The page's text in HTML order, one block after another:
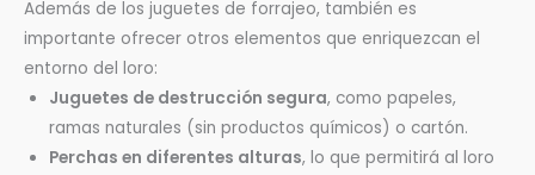
Además de los juguetes de forrajeo, también es
importante ofrecer otros elementos que enriquezcan el
entorno del loro:
Juguetes de destrucción segura, como papeles,
ramas naturales (sin productos químicos) o cartón.
Perchas en diferentes alturas, lo que permitirá al loro